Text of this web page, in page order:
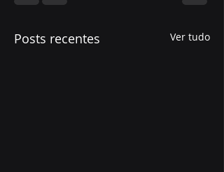
Posts recentes Ver tudo